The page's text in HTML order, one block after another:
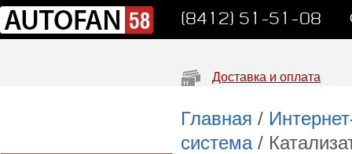
(8412) 51-51-08
Доставка и оплата
Главная /
система/